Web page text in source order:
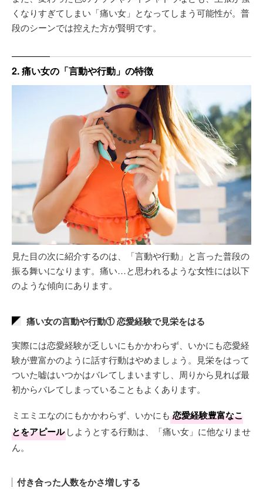
くなりすぎてしまい「痛い女」となってしまう可能性が。普
段のシーンでは控えた方が賢明です。
2. 痛い女の「言動や行動」の特徴
見た目の次に紹介するのは、「言動や行動」と言った普段の
振る舞いになります。痛い…と思われるような女性には以下
のような傾向にあります。
痛い女の言動や行動① 恋愛経験で見栄をはる
実際には恋愛経験が乏しいにもかかわらず、いかにも恋愛経
験が豊富かのように話す行動はやめましょう。見栄をはって
ついた嘘はいつかはバレてしまいますし、周りから見れば最
初からバレてしまっていることもよくあります。
ミエミエなのにもかかわらず、いかにも 恋愛経験豊富なこ
とをアピール しようとする行動は、「痛い女」に他なりませ
ん。
付き合った人数をかさ増しする